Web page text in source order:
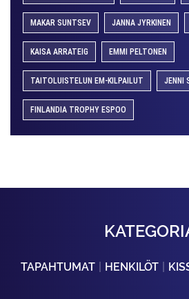
MAKAR SUNTSEV JANNA JYRKINEN
KAISA ARRATEIG EMMI PELTONEN
TAITOLUISTELUN EM-KILPAILUT JENNI
FINLANDIA TROPHY ESPOO
TAPAHTUMAT HENKILÖT